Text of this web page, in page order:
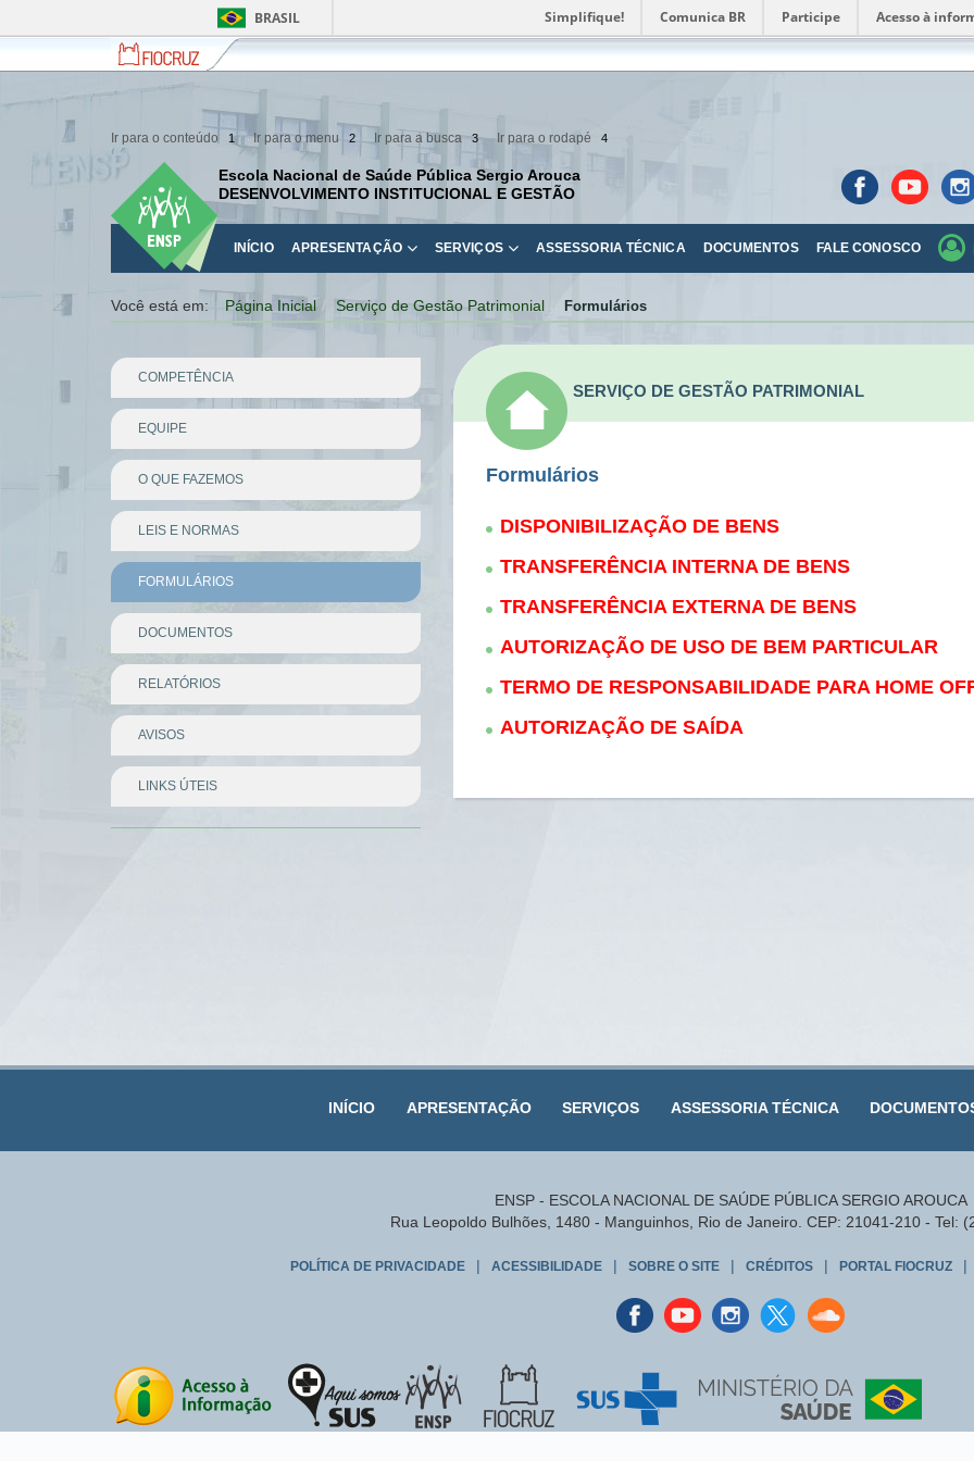
BRASIL Simplifique! Comunica BR Participe Acesso à
Fiocruz
Fale
com
Fiocruz
Ir para o conteúdo 1 Ir para o menu 2 Ir para a busca 3 Ir para o rodapé 4
Escola Nacional de Saúde Pública Sergio Arouca
DESENVOLVIMENTO INSTITUCIONAL E GESTÃO
INÍCIO APRESENTAÇÃO SERVIÇOS ASSESSORIA TÉCNICA DOCUMENTOS FALE CONOSCO
Você está em: Página Inicial Serviço de Gestão Patrimonial Formulários
COMPETÊNCIA
EQUIPE
O QUE FAZEMOS
LEIS E NORMAS
FORMULÁRIOS
DOCUMENTOS
RELATÓRIOS
AVISOS
LINKS ÚTEIS
Divisor
SERVIÇO DE GESTÃO PATRIMONIAL
Formulários
DISPONIBILIZAÇÃO DE BENS
TRANSFERÊNCIA INTERNA DE BENS
TRANSFERÊNCIA EXTERNA DE BENS
AUTORIZAÇÃO DE USO DE BEM PARTICULAR
TERMO DE RESPONSABILIDADE PARA HOME
AUTORIZAÇÃO DE SAÍDA
INÍCIO APRESENTAÇÃO SERVIÇOS ASSESSORIA TÉCNICA
ENSP - ESCOLA NACIONAL DE SAÚDE PÚBLICA SERGIO AROUCA
Rua Leopoldo Bulhões, 1480 - Manguinhos, Rio de Janeiro. CEP: 21041-210 - Tel:
POLÍTICA DE PRIVACIDADE | ACESSIBILIDADE | SOBRE O SITE | CRÉDITOS | PORTAL FIOCRUZ |
FacebookyoutubeinstagranTwitterSound
cloud